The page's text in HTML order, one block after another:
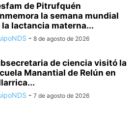
de Pitrufquén
la semana mundial
la lactancia materna...
- 8 de agosto de 2026
de ciencia visitó la
Manantial de Relún en
- 7 de agosto de 2026